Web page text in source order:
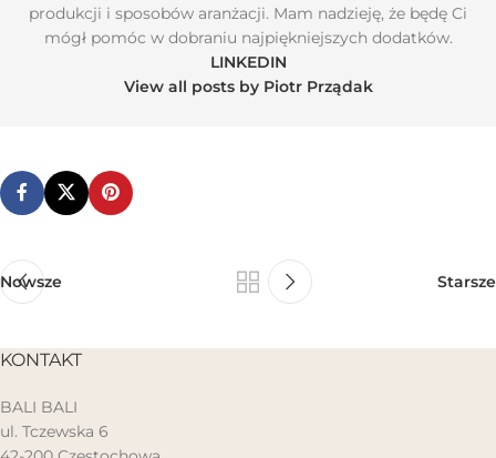
produkcji i sposobów aranżacji. Mam nadzieję, że będę Ci
mógł pomóc w dobraniu najpiękniejszych dodatków.
LINKEDIN
View all posts by Piotr Prządak
Nowsze Starsze
KONTAKT
BALI BALI
ul. Tczewska 6